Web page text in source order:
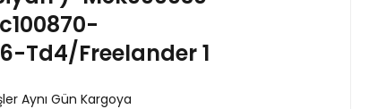
Td4/Freelander 1
Aynı Gün Kargoya